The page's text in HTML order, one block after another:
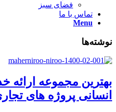
فضای سبز
تماس با ما
Menu
نوشته‌ها
بهترین مجموعه ارائه
انسانی پروژه های